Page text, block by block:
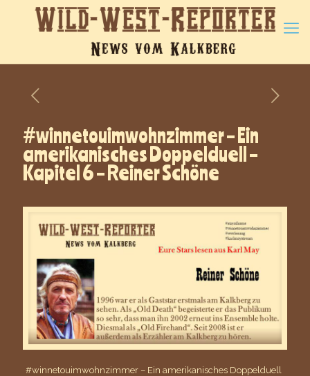
#winnetouimwohnzimmer – Ein
amerikanisches Doppelduell –
Kapitel 6 – Reiner Schöne
#winnetouimwohnzimmer – Ein amerikanisches Doppelduell